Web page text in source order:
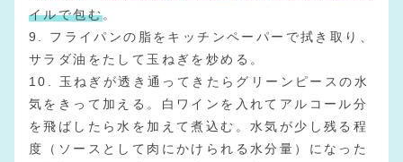
イルで包む。
9. フライパンの脂をキッチンペーパーで拭き取り、
サラダ油をたして玉ねぎを炒める。
10. 玉ねぎが透き通ってきたらグリーンピースの水
気をきって加える。白ワインを入れてアルコール分
を飛ばしたら水を加えて煮込む。水気が少し残る程
度（ソースとして肉にかけられる水分量）になった